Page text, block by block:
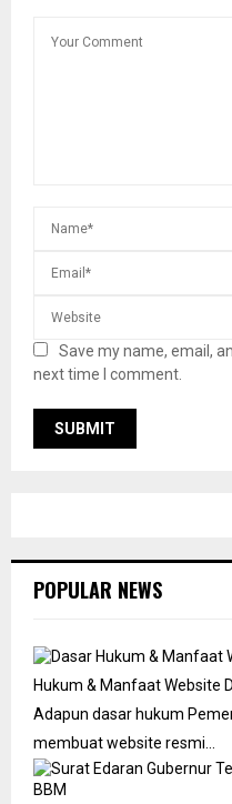
Save my name, email,
next time I comment.
POPULAR NEWS
Hukum & Manfaat Website
Adapun dasar hukum
membuat website resmi…